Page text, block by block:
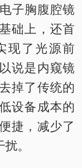
子胸腹腔镜
础上，还首
现了光源前
说是内窥镜
掉了传统的
设备成本的
捷，减少了
。